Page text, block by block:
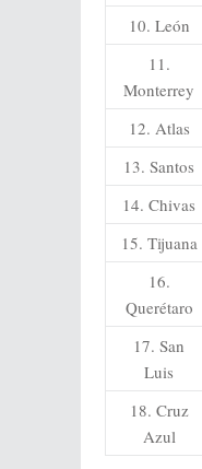
10. León
11.
Monterrey
12. Atlas
13. Santos
14. Chivas
15. Tijuana
16.
Querétaro
17. San
Luis
18. Cruz
Azul